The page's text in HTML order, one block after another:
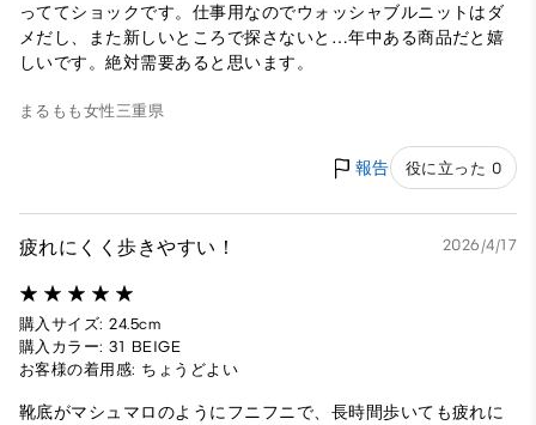
っててショックです。仕事用なのでウォッシャブルニットはダ
メだし、また新しいところで探さないと…年中ある商品だと嬉
しいです。絶対需要あると思います。
まるもも 女性三重県
報告 役に立った 0
疲れにくく歩きやすい！ 2026/4/17
購入サイズ: 24.5cm
購入カラー: 31 BEIGE
お客様の着用感: ちょうどよい
靴底がマシュマロのようにフニフニで、長時間歩いても疲れに